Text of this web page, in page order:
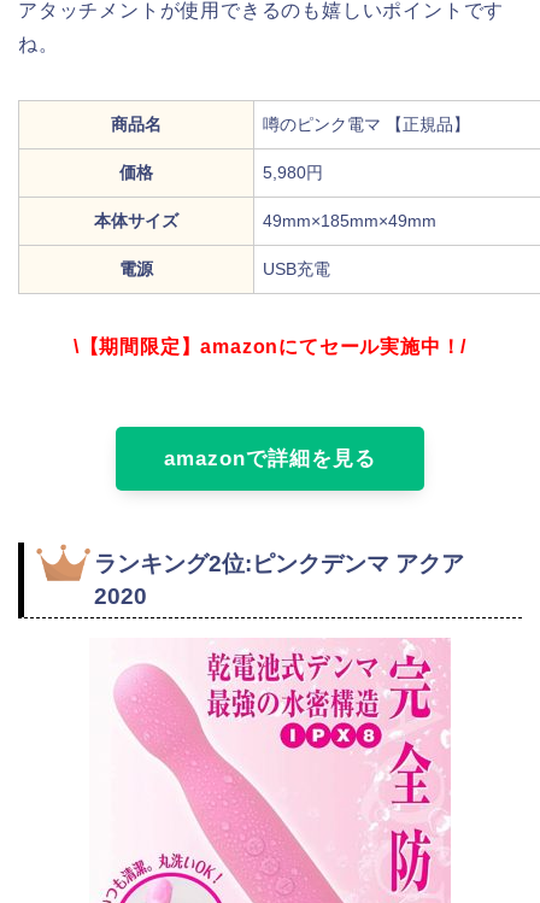
アタッチメントが使用できるのも嬉しいポイントです
ね。
商品名 噂のピンク電マ 【正規品】
価格 5,980円
本体サイズ 49mm×185mm×49mm
電源 USB充電
\【期間限定】amazonにてセール実施中！/
amazonで詳細を見る
ランキング2位:ピンクデンマ アクア
2020